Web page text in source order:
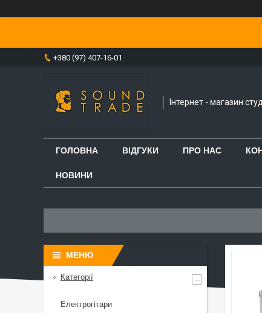
+380 (97) 407-16-01
Інтернет - магазин
ГОЛОВНА ВІДГУКИ ПРО НАС
НОВИНИ
Категорії
Електрогітари